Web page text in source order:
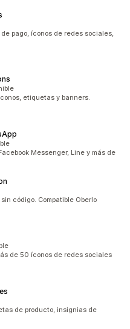
pago, íconos de redes sociales,
etiquetas y banners.
Messenger, Line y más de
código. Compatible Oberlo
de 50 íconos de redes sociales
de producto, insignias de